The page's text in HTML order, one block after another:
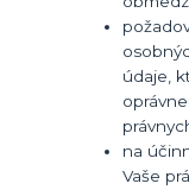
údaje,
na
Vaše